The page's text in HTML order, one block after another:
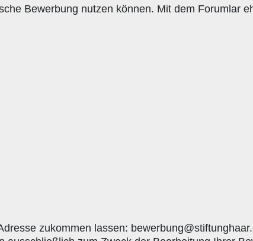
Bewerbung nutzen können. Mit dem Forumlar
zukommen lassen: